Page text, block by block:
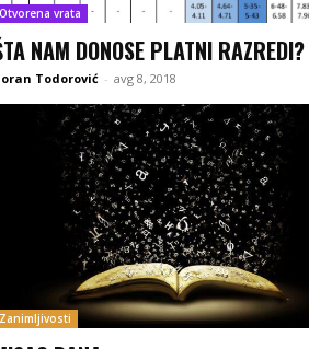
Otvorena vrata
NAM DONOSE PLATNI RAZREDI?
Todorović - avg 8, 2018
Zanimljivosti